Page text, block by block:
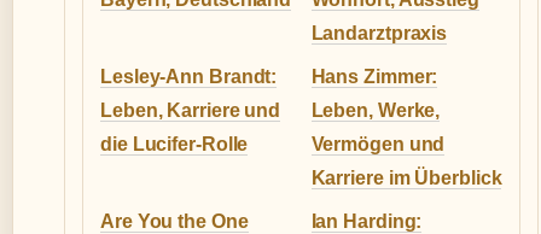
Landarztpraxis
Lesley-Ann Brandt:
Leben, Karriere und
die Lucifer-Rolle
Hans Zimmer:
Leben, Werke,
Vermögen und
Karriere im Überblick
Are You the One
Ian Harding: